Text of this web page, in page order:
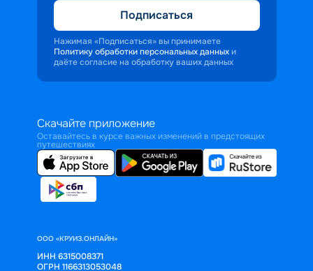
Подписаться
Нажимая «Подписаться» вы принимаете
Политику обработки персональных данных и
даёте согласие на обработку ваших данных
Скачайте приложение
Оставайтесь в курсе важных изменений в предстоящих
путешествиях
ООО «КРУИЗ.ОНЛАЙН»
ИНН 6315008371
ОГРН 1166313053048